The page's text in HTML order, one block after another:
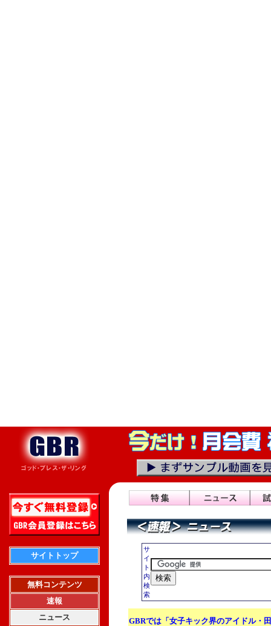
サイトトップ
無料コンテンツ
速報
ニュース
サ
イ
ト
内
検
索
GBRでは「女子キック界のアイドル・